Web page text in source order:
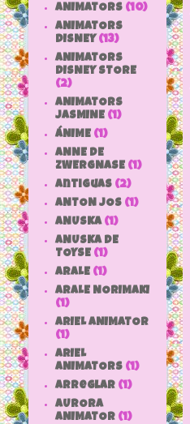
ANIMATORS (10)
ANIMATORS
DISNEY (13)
ANIMATORS
DISNEY STORE
(2)
ANIMATORS
JASMINE (1)
ÁNIME (1)
ANNE DE
ZWERGNASE (1)
antiguas (2)
ANTON JOS (1)
ANUSKA (1)
ANUSKA DE
TOYSE (1)
ARALE (1)
ARALE NORIMAKI
(1)
ARIEL ANIMATOR
(1)
ARIEL
ANIMATORS (1)
arreglar (1)
AURORA
ANIMATOR (1)